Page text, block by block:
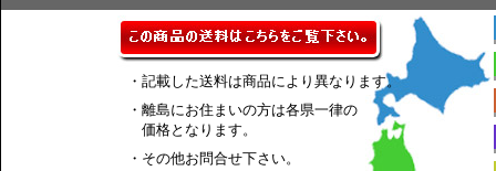
・記載した送料は商品により異なります。
・離島にお住まいの方は各県一律の
価格となります。
・その他お問合せ下さい。